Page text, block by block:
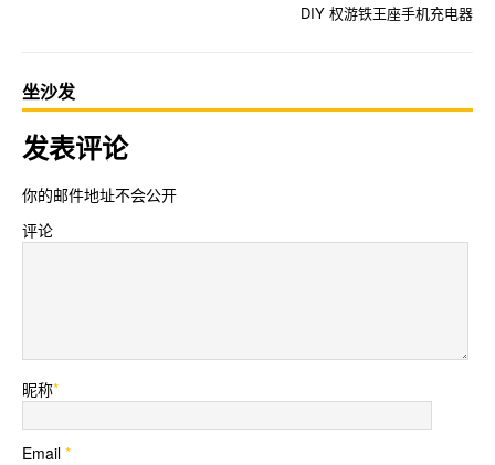
DIY 权游铁王座手机充电器
坐沙发
发表评论
你的邮件地址不会公开
评论
昵称*
Email *